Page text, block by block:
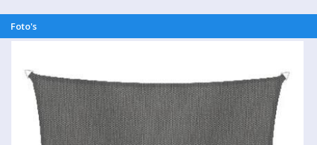
Foto's